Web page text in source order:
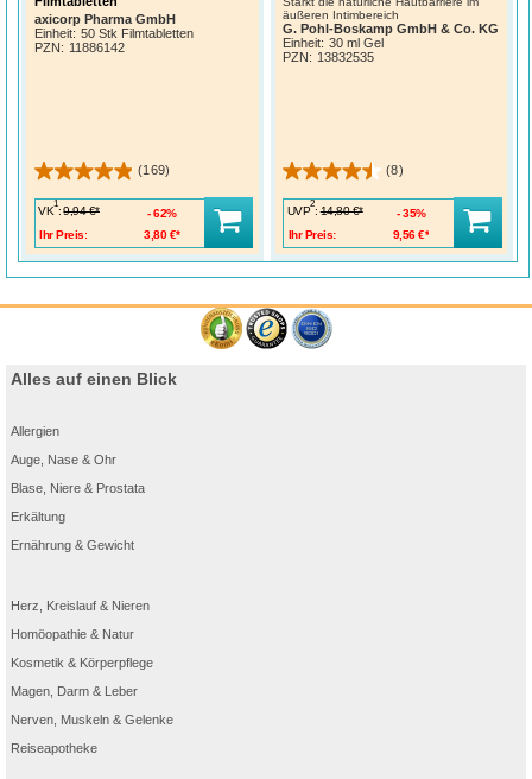
axicorp Pharma GmbH
Einheit: 50 Stk Filmtabletten
PZN: 11886142
(169)
VK
1
: 9,94 €*
Ihr Preis:
3,80 €*
62%
äußeren Intimbereich
G. Pohl-Boskamp GmbH & Co. KG
Einheit: 30 ml Gel
PZN: 13832535
(8)
UVP
2
: 14,80 €*
Ihr Preis:
9,56 €*
35%
Alles auf einen Blick
Allergien
Auge, Nase & Ohr
Blase, Niere & Prostata
Erkältung
Ernährung & Gewicht
Herz, Kreislauf & Nieren
Homöopathie & Natur
Kosmetik & Körperpflege
Magen, Darm & Leber
Nerven, Muskeln & Gelenke
Reiseapotheke